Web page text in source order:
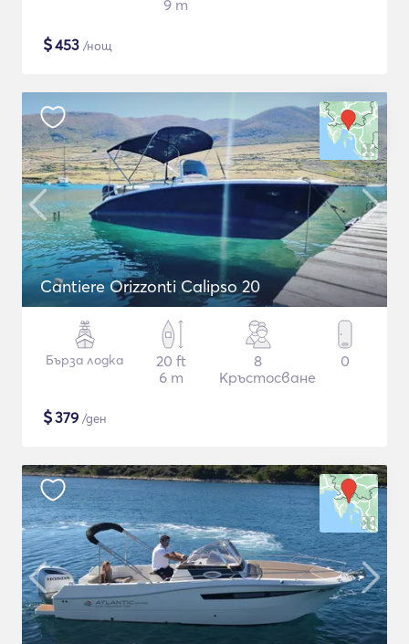
9 m
$453 /нощ
Cantiere Orizzonti Calipso 20
Бърза лодка
20 ft
6 m
8
Кръстосване
0
$379 /ден